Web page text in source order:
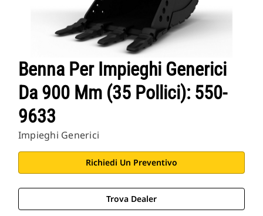
Benna Per Impieghi Generici
Da 900 Mm (35 Pollici): 550-
9633
Impieghi Generici
Richiedi Un Preventivo
Trova Dealer